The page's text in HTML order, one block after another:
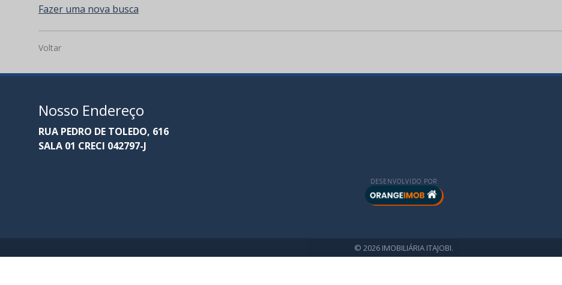
Fazer uma nova busca
Voltar
Nosso Endereço
RUA PEDRO DE TOLEDO, 616
SALA 01 CRECI 042797-J
DESENVOLVIDO POR
© 2026 IMOBILIÁRIA ITAJOBI.